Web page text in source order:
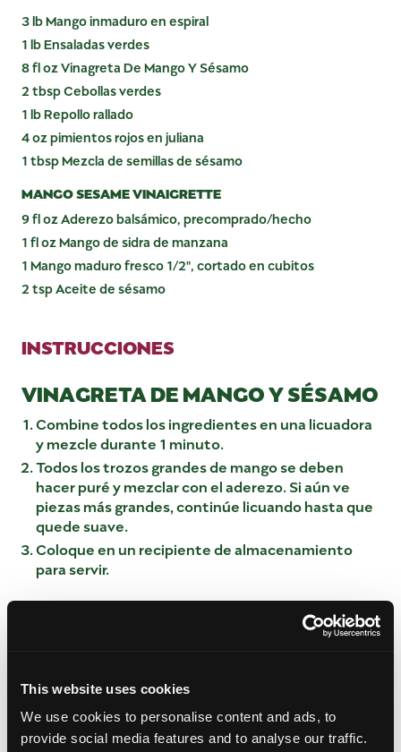
This website uses cookies
We use cookies to personalise content and ads, to
provide social media features and to analyse our traffic.
3 lb Mango inmaduro en espiral
1 lb Ensaladas verdes
8 fl oz Vinagreta De Mango Y Sésamo
2 tbsp Cebollas verdes
1 lb Repollo rallado
4 oz pimientos rojos en juliana
1 tbsp Mezcla de semillas de sésamo
MANGO SESAME VINAIGRETTE
9 fl oz Aderezo balsámico, precomprado/hecho
1 fl oz Mango de sidra de manzana
1 Mango maduro fresco 1/2", cortado en cubitos
2 tsp Aceite de sésamo
INSTRUCCIONES
VINAGRETA DE MANGO Y SÉSAMO
Combine todos los ingredientes en una licuadora
y mezcle durante 1 minuto.
Todos los trozos grandes de mango se deben
hacer puré y mezclar con el aderezo. Si aún ve
piezas más grandes, continúe licuando hasta que
quede suave.
Coloque en un recipiente de almacenamiento
para servir.
ENSALADA DE FIDEOS CON
los pimientos rojos, las verduras para ensalada y
Sirva el aderezo alrededor del exterior del tazón y
mezcle la mezcla de ensalada con el aderezo.